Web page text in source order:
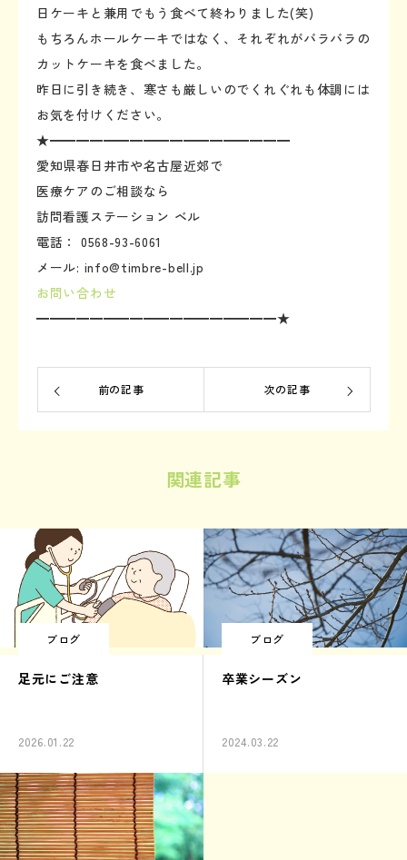
日ケーキと兼用でもう食べて終わりました(笑)
もちろんホールケーキではなく、それぞれがバラバラの
カットケーキを食べました。
昨日に引き続き、寒さも厳しいのでくれぐれも体調には
お気を付けください。
★━━━━━━━━━━━━━━━━━━
愛知県春日井市や名古屋近郊で
医療ケアのご相談なら
訪問看護ステーション ベル
電話： 0568-93-6061
メール: info@timbre-bell.jp
お問い合わせ
━━━━━━━━━━━━━━━━━━★
前の記事 次の記事
関連記事
ブログ
足元にご注意
2026.01.22
ブログ
卒業シーズン
2024.03.22